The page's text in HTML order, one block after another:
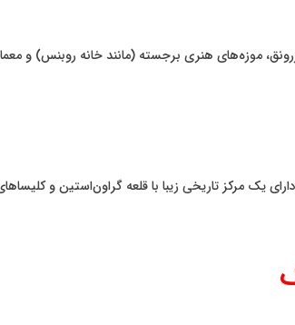
موزه‌های هنری برجسته (مانند خانه روبنس) و
یک مرکز تاریخی زیبا با قلعه گراون‌استین و